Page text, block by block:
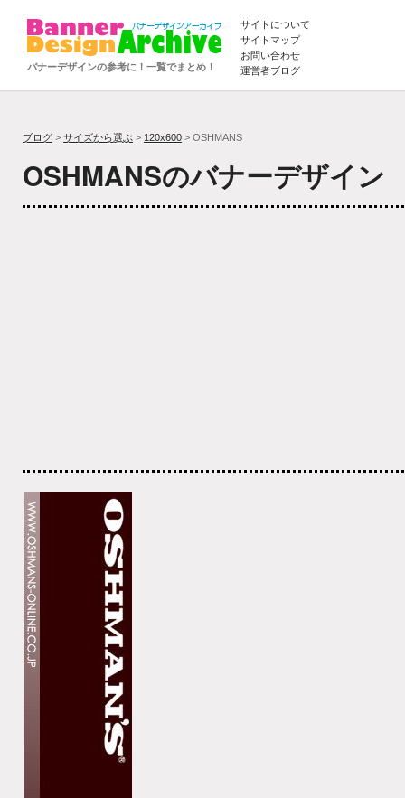
バナーデザインの参考に！一覧でまとめ！
サイトについて
サイトマップ
お問い合わせ
運営者ブログ
ブログ > サイズから選ぶ > 120x600 > OSHMANS
OSHMANSのバナーデザイン